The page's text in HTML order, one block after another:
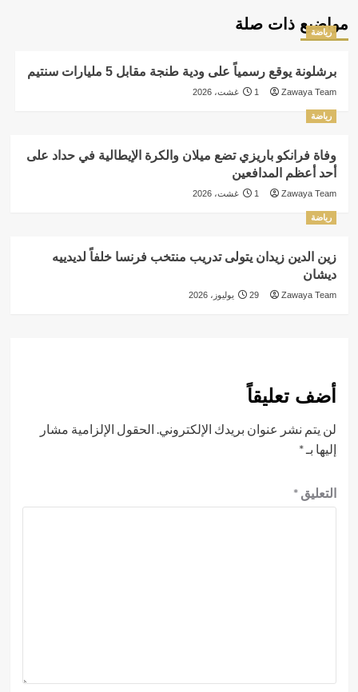
مواضيع ذات صلة
رياضة
برشلونة يوقع رسمياً على ودية طنجة مقابل 5 مليارات سنتيم
Zawaya Team 1 غشت، 2026
رياضة
وفاة فرانكو باريزي تضع ميلان والكرة الإيطالية في حداد على
أحد أعظم المدافعين
Zawaya Team 1 غشت، 2026
رياضة
زين الدين زيدان يتولى تدريب منتخب فرنسا خلفاً لديدييه
ديشان
Zawaya Team 29 يوليوز، 2026
أضف تعليقاً
لن يتم نشر عنوان بريدك الإلكتروني. الحقول الإلزامية مشار
إليها بـ*
التعليق*